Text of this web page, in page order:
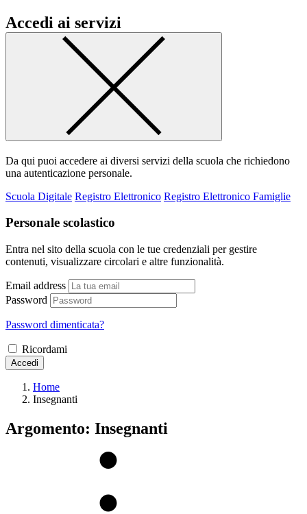
Accedi ai servizi
Da qui puoi accedere ai diversi servizi della scuola che richiedono
una autenticazione personale.
Scuola Digitale Registro Elettronico Registro Elettronico Famiglie
Personale scolastico
Entra nel sito della scuola con le tue credenziali per gestire
contenuti, visualizzare circolari e altre funzionalità.
Email address
Password
Password dimenticata?
Ricordami
Accedi
Home
Insegnanti
Argomento: Insegnanti